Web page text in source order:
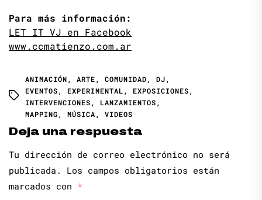
Para más información:
LET IT VJ en Facebook
www.ccmatienzo.com.ar
ANIMACIÓN, ARTE, COMUNIDAD, DJ,
EVENTOS, EXPERIMENTAL, EXPOSICIONES,
INTERVENCIONES, LANZAMIENTOS,
MAPPING, MÚSICA, VIDEOS
Deja una respuesta
Tu dirección de correo electrónico no será
publicada.
Los campos obligatorios están
marcados con *